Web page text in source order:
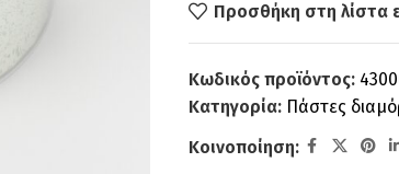
Προσθήκη στη λίστα
Κωδικός προϊόντος:
Κατηγορία: Πάστες
Κοινοποίηση: